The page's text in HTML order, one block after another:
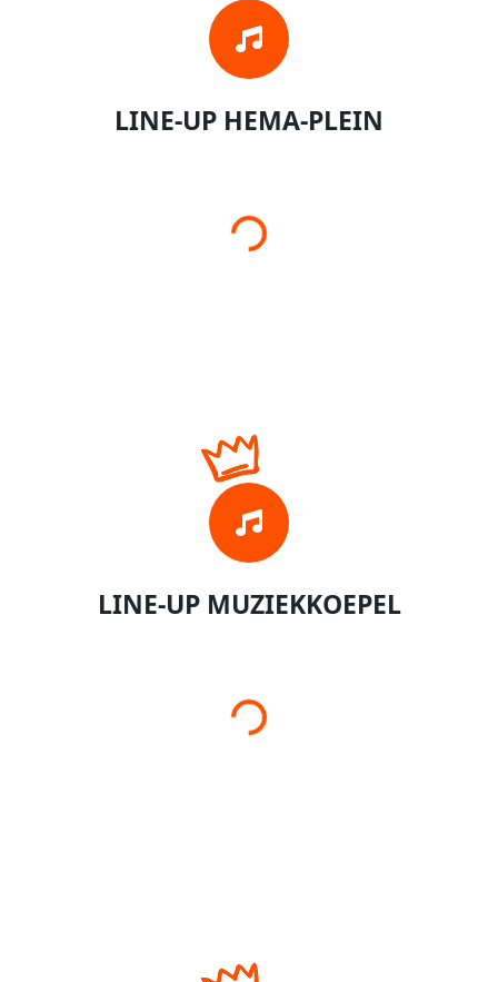
LINE-UP HEMA-PLEIN
Loading…
LINE-UP MUZIEKKOEPEL
Loading…